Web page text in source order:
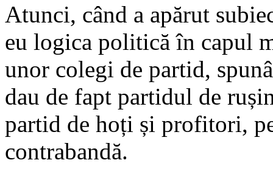
Atunci, când a apărut
eu logica politică în capul
unor colegi de partid,
dau de fapt partidul de
partid de hoți și profitori,
contrabandă.